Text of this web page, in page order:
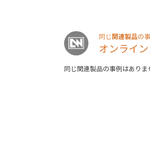
同じ 関連製品の
オンライ
同じ関連製品の事例はありま